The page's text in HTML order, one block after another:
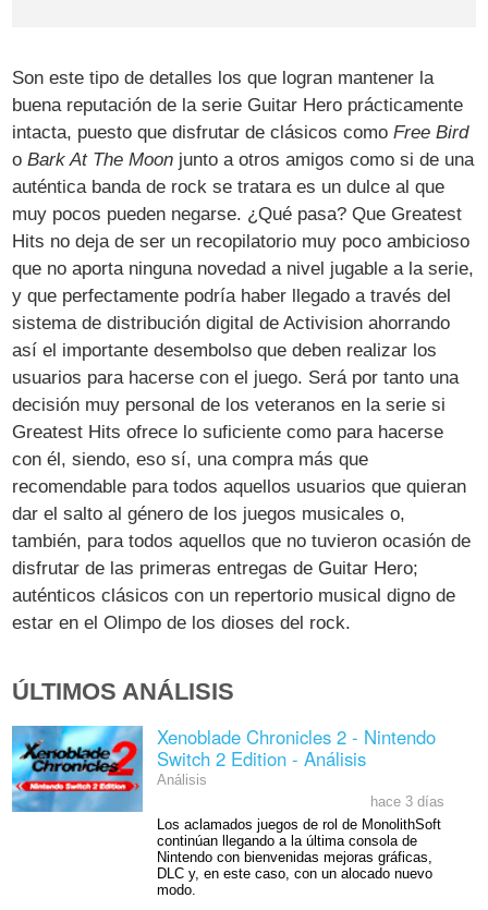
Son este tipo de detalles los que logran mantener la
buena reputación de la serie Guitar Hero prácticamente
intacta, puesto que disfrutar de clásicos comoFree Bird
oBark At The Moon junto a otros amigos como si de una
auténtica banda de rock se tratara es un dulce al que
muy pocos pueden negarse. ¿Qué pasa? Que Greatest
Hits no deja de ser un recopilatorio muy poco ambicioso
que no aporta ninguna novedad a nivel jugable a la serie,
y que perfectamente podría haber llegado a través del
sistema de distribución digital de Activision ahorrando
así el importante desembolso que deben realizar los
usuarios para hacerse con el juego. Será por tanto una
decisión muy personal de los veteranos en la serie si
Greatest Hits ofrece lo suficiente como para hacerse
con él, siendo, eso sí, una compra más que
recomendable para todos aquellos usuarios que quieran
dar el salto al género de los juegos musicales o,
también, para todos aquellos que no tuvieron ocasión de
disfrutar de las primeras entregas de Guitar Hero;
auténticos clásicos con un repertorio musical digno de
estar en el Olimpo de los dioses del rock.
ÚLTIMOS ANÁLISIS
Xenoblade Chronicles 2 - Nintendo
Switch 2 Edition - Análisis
Análisis
hace 3 días
Los aclamados juegos de rol de MonolithSoft
continúan llegando a la última consola de
Nintendo con bienvenidas mejoras gráficas,
DLC y, en este caso, con un alocado nuevo
modo.